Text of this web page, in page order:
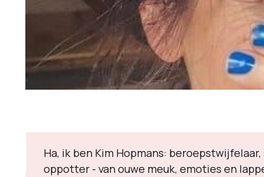
Ha, ik ben Kim Hopmans:
oppotter - van ouwe meuk, emoties en